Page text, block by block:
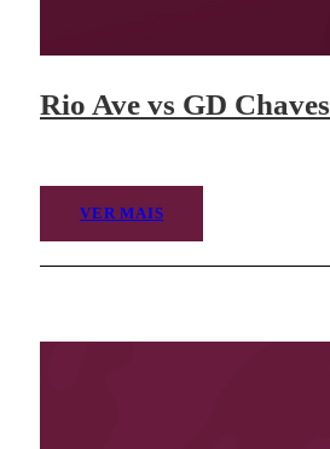
Rio Ave vs GD Chaves
VER MAIS